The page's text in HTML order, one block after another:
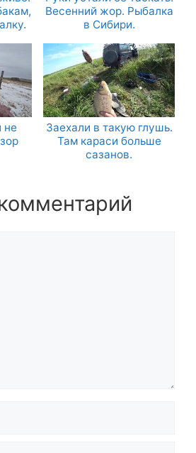
Весенний жор. Рыбалка
в Сибири.
не
Заехали в такую глушь.
Там караси больше
сазанов.